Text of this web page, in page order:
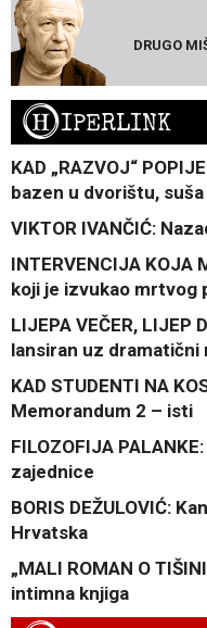
DRUGO
HIPERLINK
KAD „RAZVOJ“
bazen u dvorištu,
VIKTOR IVANČIĆ:
INTERVENCIJA KOJA
koji je izvukao mrtvog
LIJEPA VEČER,
lansiran uz dramatični
KAD STUDENTI NA
Memorandum 2 – isti
FILOZOFIJA
zajednice
BORIS DEŽULOVIĆ:
Hrvatska
„MALI ROMAN O
intimna knjiga